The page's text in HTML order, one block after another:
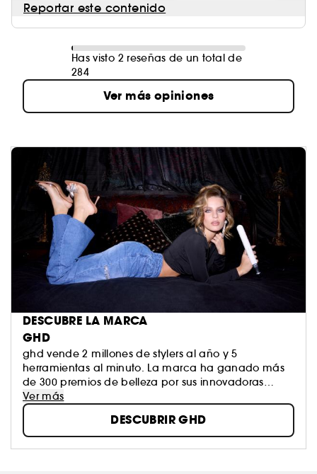
Reportar este contenido
Has visto 2 reseñas de un total de
284
Ver más opiniones
DESCUBRE LA MARCA
GHD
ghd vende 2 millones de stylers al año y 5
herramientas al minuto. La marca ha ganado más
de 300 premios de belleza por sus innovadoras
herramientas que mantienen una temperatura
constante de 185ºC, la óptima para obtener los
mejores resultados sin afectar la salud del cabello.
Ver más
DESCUBRIR GHD